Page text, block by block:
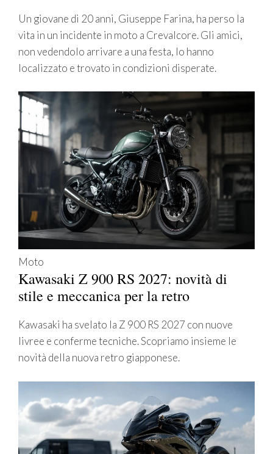
Un giovane di 20 anni, Giuseppe Farina, ha perso la
vita in un incidente in moto a Crevalcore. Gli amici,
non vedendolo arrivare a una festa, lo hanno
localizzato e trovato in condizioni disperate.
Moto
Kawasaki Z 900 RS 2027: novità di
stile e meccanica per la retro
Kawasaki ha svelato la Z 900 RS 2027 con nuove
livree e conferme tecniche. Scopriamo insieme le
novità della nuova retro giapponese.